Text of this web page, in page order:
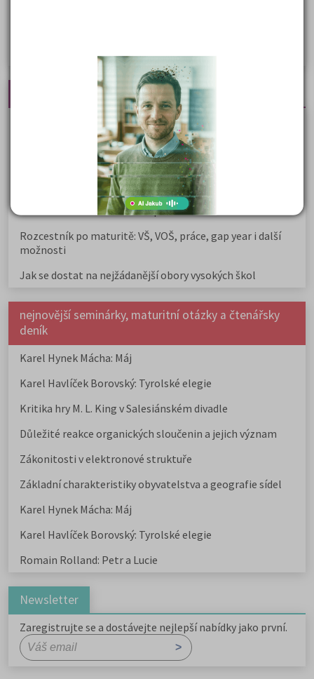
Policejní akademie
Nejčtenější články
Kdy vysoké školy pořádají dny otevřených dveří
Na které fakulty se dostanete bez přijímaček 2026?
Samostudium vs. přípravný kurz: Co opravdu funguje u
přijímaček na VŠ?
Prestiž a vnímání oborů ve společnosti
Rozcestník po maturitě: VŠ, VOŠ, práce, gap year i další
možnosti
Jak se dostat na nejžádanější obory vysokých škol
nejnovější seminárky, maturitní otázky a čtenářsky
deník
Karel Hynek Mácha: Máj
Karel Havlíček Borovský: Tyrolské elegie
Kritika hry M. L. King v Salesiánském divadle
Důležité reakce organických sloučenin a jejich význam
Zákonitosti v elektronové struktuře
Základní charakteristiky obyvatelstva a geografie sídel
Karel Hynek Mácha: Máj
Karel Havlíček Borovský: Tyrolské elegie
Romain Rolland: Petr a Lucie
Newsletter
Zaregistrujte se a dostávejte nejlepší nabídky jako první.